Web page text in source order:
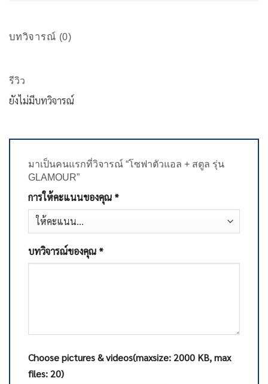
บทวิจารณ์ (0)
รีวิว
ยังไม่มีบทวิจารณ์
มาเป็นคนแรกที่วิจารณ์ “โซฟาตัวแอล + สตูล รุ่น
GLAMOUR”
การให้คะแนนของคุณ *
บทวิจารณ์ของคุณ *
Choose pictures & videos(maxsize: 2000 KB, max
files: 20)